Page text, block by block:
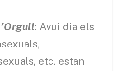
: Avui dia els
etc. estan